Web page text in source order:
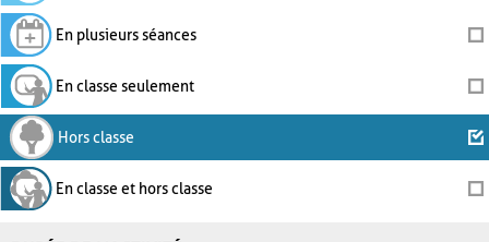
En plusieurs séances
En classe seulement
Hors classe
En classe et hors classe